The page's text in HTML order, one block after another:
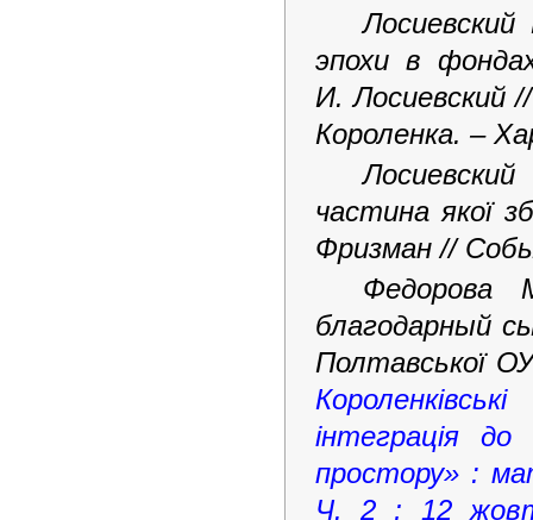
эпохи в
И. Лосиевский
Короленка. –
частина якої
Фризман //
Федорова
благодарный
Полтавської
інтеграція до
простору» :
Ч. 2 ; 12